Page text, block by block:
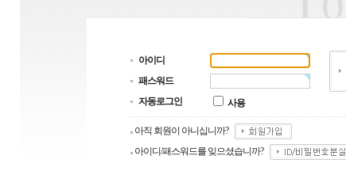
아이디
패스워드
자동로그인
사용
아직 회원이 아니십니까?
아이디/패스워드를 잊으셨습니까?